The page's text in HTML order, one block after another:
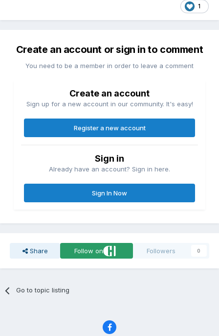
1
Create an account or sign in to comment
You need to be a member in order to leave a comment
Create an account
Sign up for a new account in our community. It's easy!
Register a new account
Sign in
Already have an account? Sign in here.
Sign In Now
Share Follow on Followers 0
Go to topic listing